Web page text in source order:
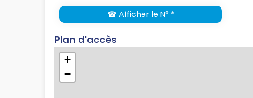
☎ Afficher le N° *
Plan d'accès
+
−